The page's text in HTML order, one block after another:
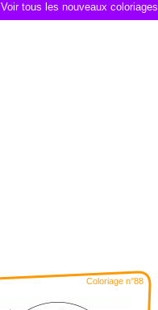
Voir tous les nouveaux coloriages
Coloriage n°88